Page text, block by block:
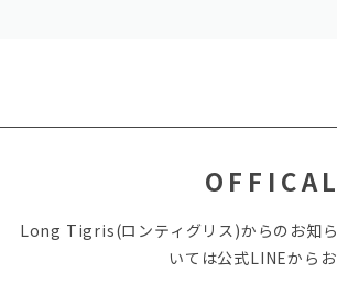
Long Tigris(ロンティグリス)からのお知
いては公式LINEからお